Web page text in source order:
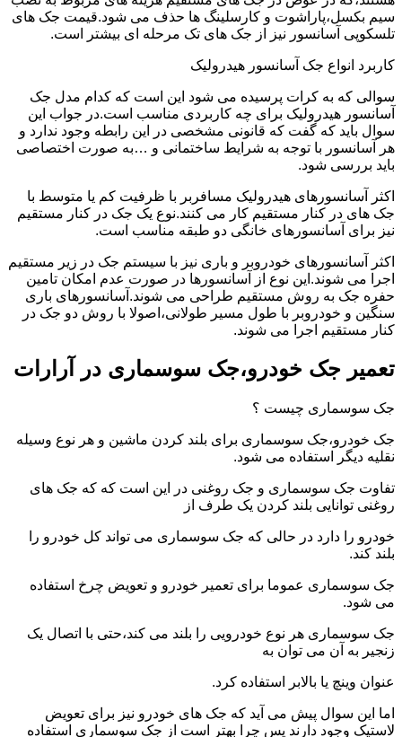
سیم بکسل،پاراشوت و کارسلینگ ها حذف می شود.قیمت جک های
تلسکوپی آسانسور نیز از جک های تک مرحله ای بیشتر است.
کاربرد انواع جک آسانسور هیدرولیک
سوالی که به کرات پرسیده می شود این است که کدام مدل جک
آسانسور هیدرولیک برای چه کاربردی مناسب است.در جواب این
سوال باید که گفت که قانونی مشخصی در این رابطه وجود ندارد و
هر آسانسور با توجه به شرایط ساختمانی و …به صورت اختصاصی
باید بررسی شود.
اکثر آسانسورهای هیدرولیک مسافربر با ظرفیت کم یا متوسط با
جک های در کنار مستقیم کار می کنند.نوع یک جک در کنار مستقیم
نیز برای آسانسورهای خانگی دو طبقه مناسب است.
اکثر آسانسورهای خودروبر و باری نیز با سیستم جک در زیر مستقیم
اجرا می شوند.این نوع از آسانسورها در صورت عدم امکان تامین
حفره جک به روش مستقیم طراحی می شوند.آسانسورهای باری
سنگین و خودروبر با طول مسیر طولانی،اصولا با روش دو جک در
کنار مستقیم اجرا می شوند.
تعمیر جک خودرو،جک سوسماری در آرارات
جک سوسماری چیست ؟
جک خودرو،جک سوسماری برای بلند کردن ماشین و هر نوع وسیله
نقلیه دیگر استفاده می شود.
تفاوت جک سوسماری و جک روغنی در این است که که جک های
روغنی توانایی بلند کردن یک طرف از
خودرو را دارد در حالی که جک سوسماری می تواند کل خودرو را
بلند کند.
جک سوسماری عموما برای تعمیر خودرو و تعویض چرخ استفاده
می شود.
جک سوسماری هر نوع خودرویی را بلند می کند،حتی با اتصال یک
زنجیر به آن می توان به
عنوان وینچ یا بالابر استفاده کرد.
اما این سوال پیش می آید که جک های خودرو نیز برای تعویض
لاستیک وجود دارند پس چرا بهتر است از جک سوسماری استفاده